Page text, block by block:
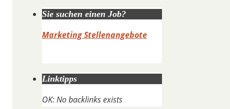
Sie suchen einen Job?
Marketing Stellenangebote
Linktipps
OK: No backlinks exists